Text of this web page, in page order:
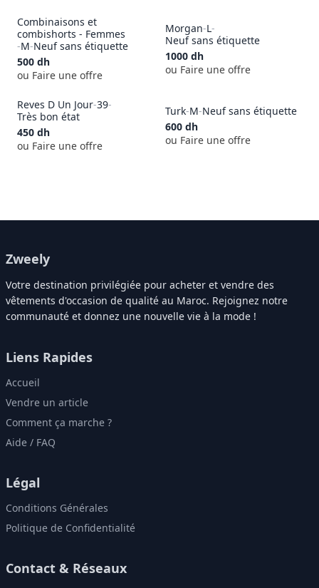
Combinaisons et
combishorts - Femmes
-M-Neuf sans étiquette
500 dh
ou Faire une offre
Morgan-L-
Neuf sans étiquette
1000 dh
ou Faire une offre
Reves D Un Jour-39-
Très bon état
450 dh
ou Faire une offre
Turk-M-Neuf sans étiquette
600 dh
ou Faire une offre
Zweely
Votre destination privilégiée pour acheter et vendre des
vêtements d'occasion de qualité au Maroc. Rejoignez notre
communauté et donnez une nouvelle vie à la mode !
Liens Rapides
Accueil
Vendre un article
Comment ça marche ?
Aide / FAQ
Légal
Conditions Générales
Politique de Confidentialité
Contact & Réseaux